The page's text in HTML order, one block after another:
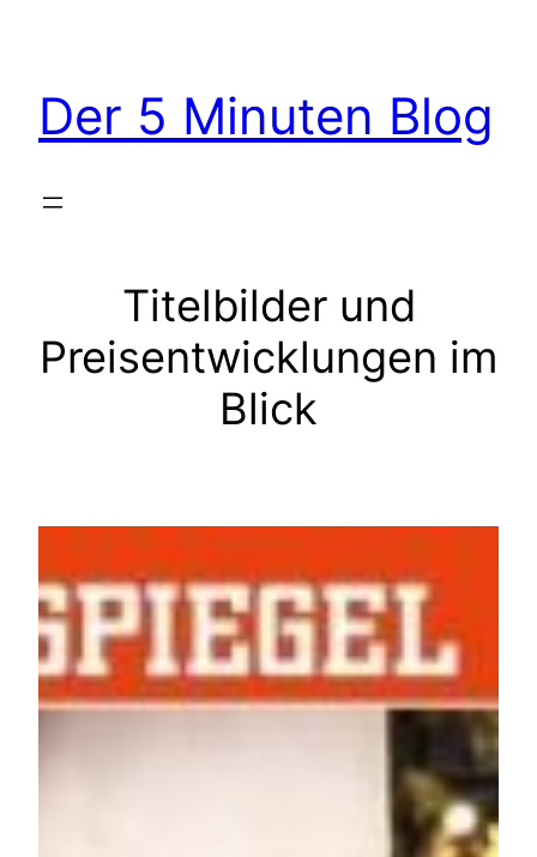
Der 5 Minuten Blog
Titelbilder und
Preisentwicklungen im
Blick